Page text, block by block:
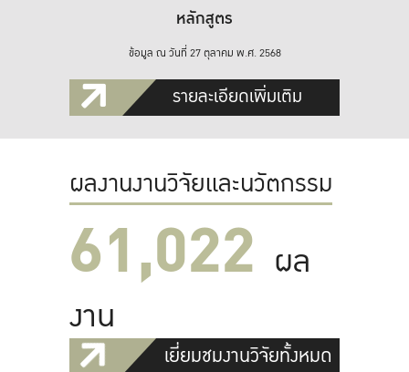
หลักสูตร
ข้อมูล ณ วันที่ 27 ตุลาคม พ.ศ. 2568
รายละเอียดเพิ่มเติม
ผลงานงานวิจัยและนวัตกรรม
61,022 ผล
งาน
เยี่ยมชมงานวิจัยทั้งหมด